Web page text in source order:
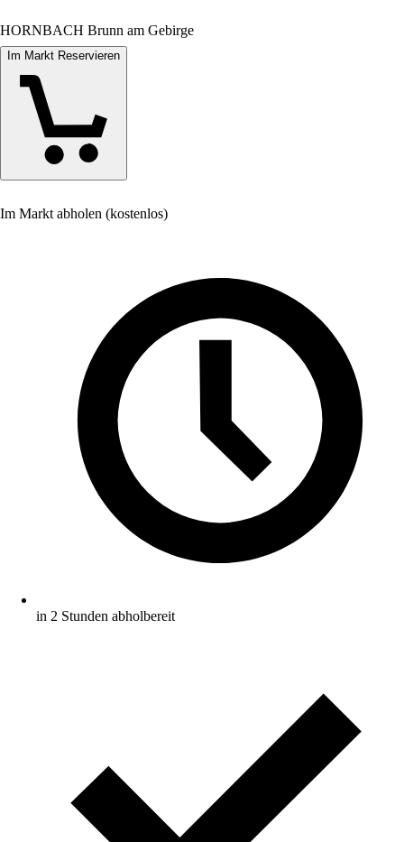
HORNBACH Brunn am Gebirge
Im Markt Reservieren
Im Markt abholen (kostenlos)
in 2 Stunden abholbereit